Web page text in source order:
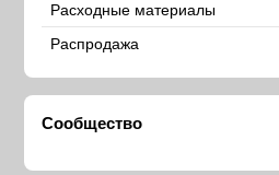
Расходные материалы
Распродажа
Сообщество